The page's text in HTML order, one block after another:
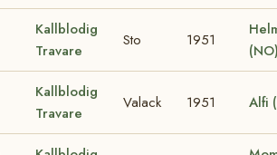
Kallblodig
Travare
Sto 1951
Kallblodig
Travare
Valack 1951 Alfi